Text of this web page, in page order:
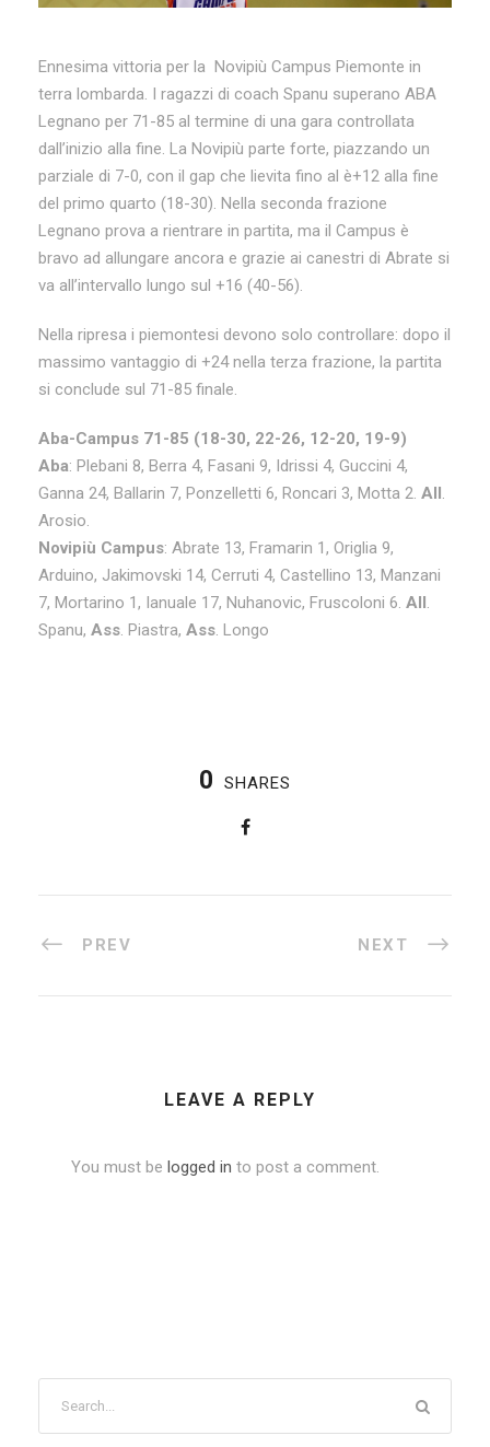
Ennesima vittoria per la Novipiù Campus Piemonte in
terra lombarda. I ragazzi di coach Spanu superano ABA
Legnano per 71-85 al termine di una gara controllata
dall’inizio alla fine. La Novipiù parte forte, piazzando un
parziale di 7-0, con il gap che lievita fino al è+12 alla fine
del primo quarto (18-30). Nella seconda frazione
Legnano prova a rientrare in partita, ma il Campus è
bravo ad allungare ancora e grazie ai canestri di Abrate si
va all’intervallo lungo sul +16 (40-56).
Nella ripresa i piemontesi devono solo controllare: dopo il
massimo vantaggio di +24 nella terza frazione, la partita
si conclude sul 71-85 finale.
Aba-Campus 71-85 (18-30, 22-26, 12-20, 19-9)
Aba: Plebani 8, Berra 4, Fasani 9, Idrissi 4, Guccini 4,
Ganna 24, Ballarin 7, Ponzelletti 6, Roncari 3, Motta 2. All
Arosio.
Novipiù Campus: Abrate 13, Framarin 1, Origlia 9,
Arduino, Jakimovski 14, Cerruti 4, Castellino 13, Manzani
7, Mortarino 1, Ianuale 17, Nuhanovic, Fruscoloni 6. All
Spanu, Ass . Piastra, Ass . Longo
0 SHARES
PREV NEXT
LEAVE A REPLY
You must be logged in to post a comment.